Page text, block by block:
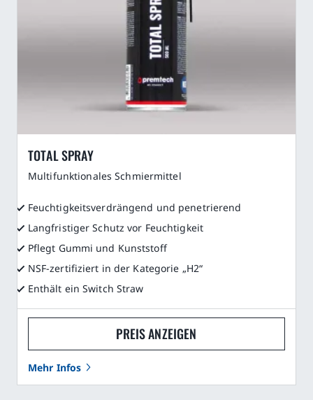
TOTAL SPRAY
Multifunktionales Schmiermittel
Feuchtigkeitsverdrängend und penetrierend
Langfristiger Schutz vor Feuchtigkeit
Pflegt Gummi und Kunststoff
NSF-zertifiziert in der Kategorie „H2“
Enthält ein Switch Straw
PREIS ANZEIGEN
Mehr Infos